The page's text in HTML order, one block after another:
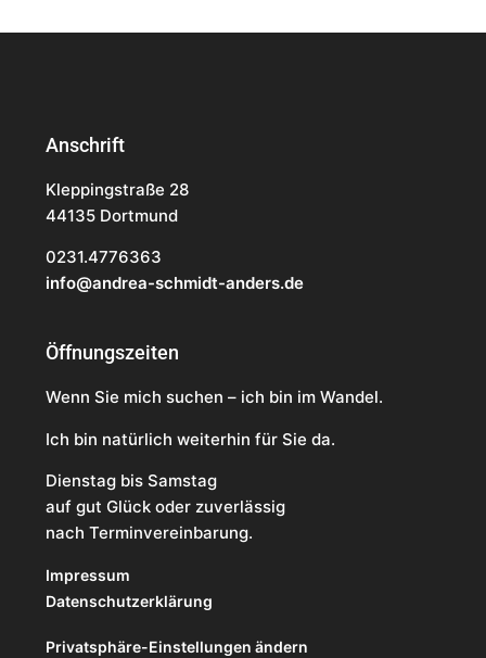
Anschrift
Kleppingstraße 28
44135 Dortmund
0231.4776363
info@andrea-schmidt-anders.de
Öffnungszeiten
Wenn Sie mich suchen – ich bin im Wandel.
Ich bin natürlich weiterhin für Sie da.
Dienstag bis Samstag
auf gut Glück oder zuverlässig
nach Terminvereinbarung.
Impressum
Datenschutzerklärung
Privatsphäre-Einstellungen ändern